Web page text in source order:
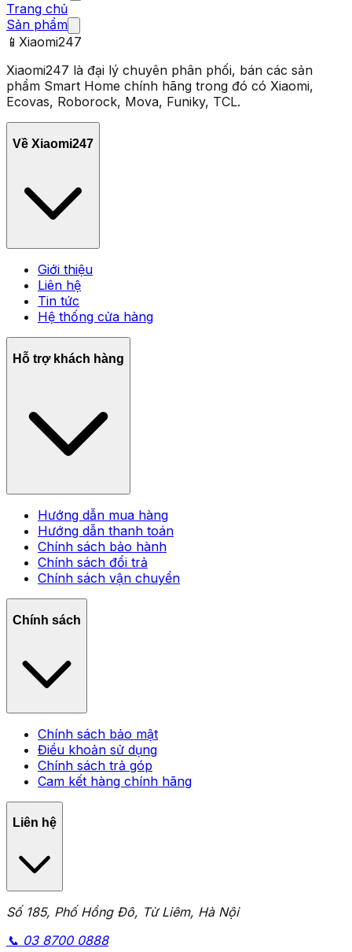
Trang chủ
Sản phẩm
📱 Xiaomi247
Xiaomi247 là đại lý chuyên phân phối, bán các sản
phẩm Smart Home chính hãng trong đó có Xiaomi,
Ecovas, Roborock, Mova, Funiky, TCL.
Về Xiaomi247
Giới thiệu
Liên hệ
Tin tức
Hệ thống cửa hàng
Hỗ trợ khách hàng
Hướng dẫn mua hàng
Hướng dẫn thanh toán
Chính sách bảo hành
Chính sách đổi trả
Chính sách vận chuyển
Chính sách
Chính sách bảo mật
Điều khoản sử dụng
Chính sách trả góp
Cam kết hàng chính hãng
Liên hệ
Số 185, Phố Hồng Đô, Từ Liêm, Hà Nội
📞 03 8700 0888